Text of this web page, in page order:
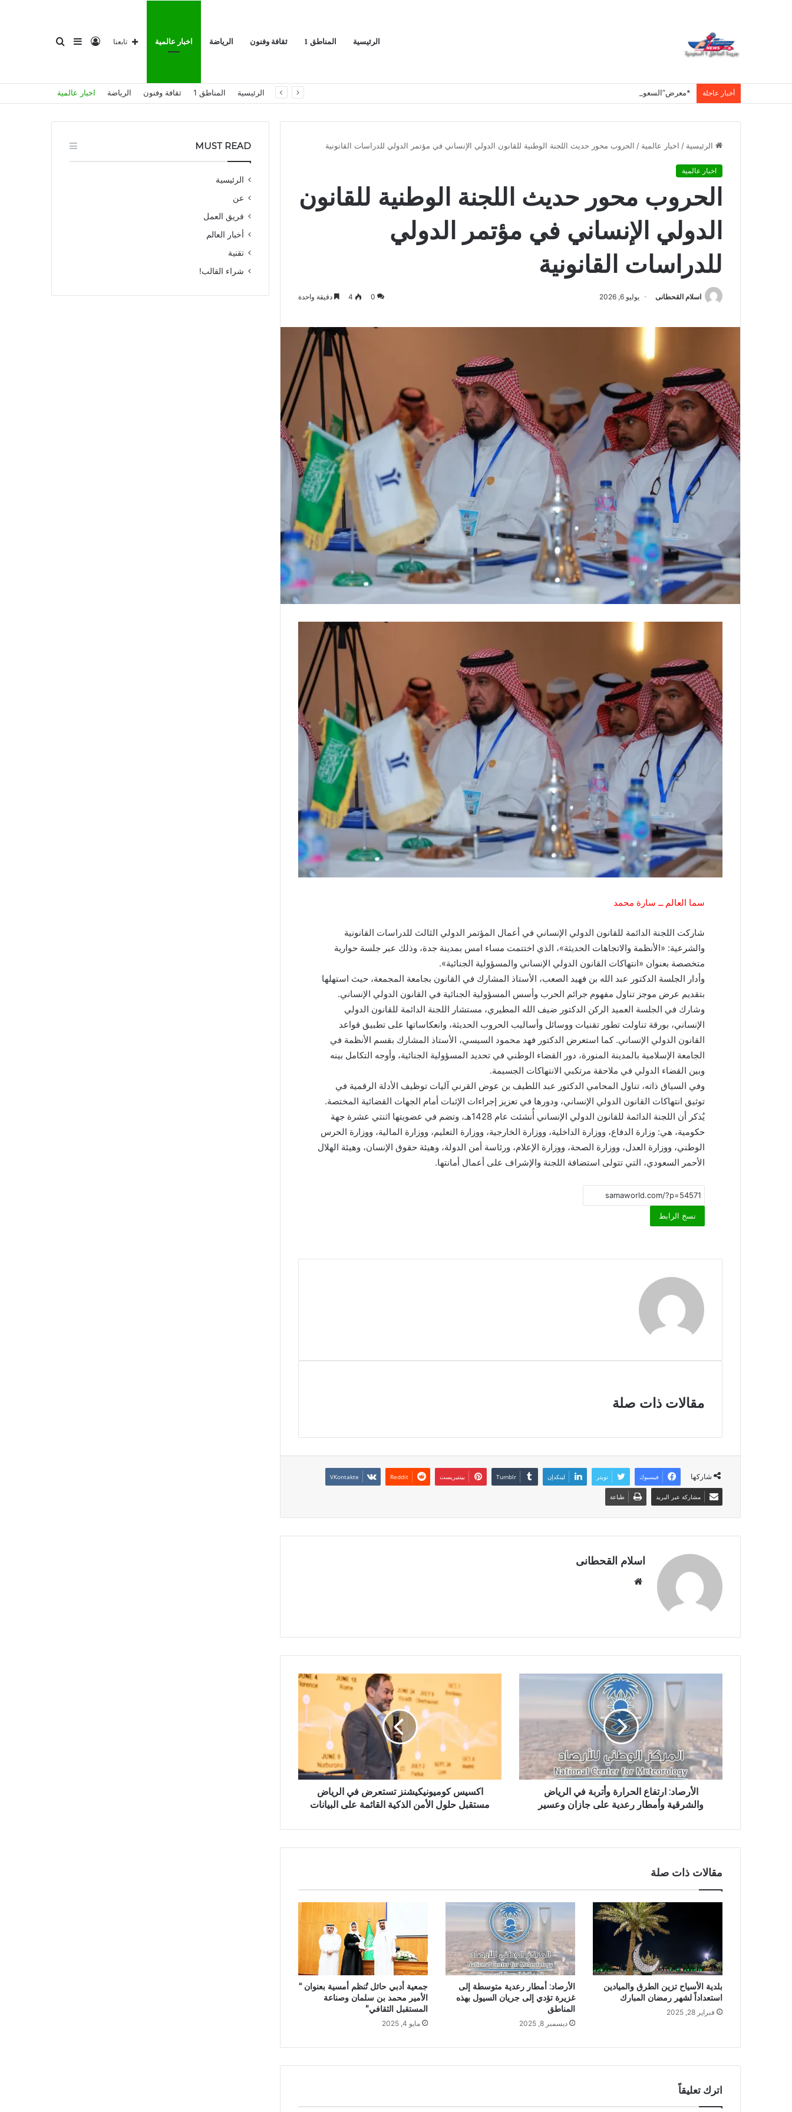
الرئيسية المناطق 1 ثقافة وفنون الرياضة اخبار عالمية
عن
إضافة
عمود
تسجيل
الدخول
تابعنا
أخبار عاجلة الرئيسية المناطق 1 ثقافة وفنون الرياضة اخبار عالمية
الرئيسية / اخبار عالمية / الحروب محور حديث اللجنة الوطنية للقانون الدولي الإنساني في مؤتمر الدولي للدراسات القانونية
اخبار عالمية
الحروب محور حديث اللجنة الوطنية للقانون
الدولي الإنساني في مؤتمر الدولي
للدراسات القانونية
اسلام القحطانى يوليو 6, 2026 0
4 دقيقة واحدة
سما العالم ــ سارة محمد
شاركت اللجنة الدائمة للقانون الدولي الإنساني في أعمال المؤتمر الدولي الثالث للدراسات القانونية
والشرعية: «الأنظمة والاتجاهات الحديثة»، الذي اختتمت مساء امس بمدينة جدة، وذلك عبر جلسة حوارية
متخصصة بعنوان «انتهاكات القانون الدولي الإنساني والمسؤولية الجنائية».
وأدار الجلسة الدكتور عبد الله بن فهيد الصعب، الأستاذ المشارك في القانون بجامعة المجمعة، حيث استهلها
بتقديم عرض موجز تناول مفهوم جرائم الحرب وأسس المسؤولية الجنائية في القانون الدولي الإنساني.
وشارك في الجلسة العميد الركن الدكتور ضيف الله المطيري، مستشار اللجنة الدائمة للقانون الدولي
الإنساني، بورقة تناولت تطور تقنيات ووسائل وأساليب الحروب الحديثة، وانعكاساتها على تطبيق قواعد
القانون الدولي الإنساني. كما استعرض الدكتور فهد محمود السيسي، الأستاذ المشارك بقسم الأنظمة في
الجامعة الإسلامية بالمدينة المنورة، دور القضاء الوطني في تحديد المسؤولية الجنائية، وأوجه التكامل بينه
وبين القضاء الدولي في ملاحقة مرتكبي الانتهاكات الجسيمة.
وفي السياق ذاته، تناول المحامي الدكتور عبد اللطيف بن عوض القرني آليات توظيف الأدلة الرقمية في
توثيق انتهاكات القانون الدولي الإنساني، ودورها في تعزيز إجراءات الإثبات أمام الجهات القضائية المختصة.
يُذكر أن اللجنة الدائمة للقانون الدولي الإنساني أُنشئت عام 1428هـ، وتضم في عضويتها اثنتي عشرة جهة
حكومية، هي: وزارة الدفاع، ووزارة الداخلية، ووزارة الخارجية، ووزارة التعليم، ووزارة المالية، ووزارة الحرس
الوطني، ووزارة العدل، ووزارة الصحة، ووزارة الإعلام، ورئاسة أمن الدولة، وهيئة حقوق الإنسان، وهيئة الهلال
الأحمر السعودي، التي تتولى استضافة اللجنة والإشراف على أعمال أمانتها.
نسخ الرابط
مقالات ذات صلة
شاركها فيسبوك تويتر لينكدإن بينتيريست
مشاركة عبر البريد طباعة
اسلام القحطانى
ا
ي
ب
الأرصاد: ارتفاع الحرارة وأتربة في الرياض
والشرقية وأمطار رعدية على جازان وعسير
اكسيس كوميونيكيشنز تستعرض في الرياض
مستقبل حلول الأمن الذكية القائمة على البيانات
مقالات ذات صلة
بلدية الأسياح تزين الطرق والميادين
استعداداً لشهر رمضان المبارك
فبراير 28, 2025
الأرصاد: أمطار رعدية متوسطة إلى
غزيرة تؤدي إلى جريان السيول بهذه
المناطق
ديسمبر 8, 2025
جمعية أدبي حائل تُنظم أمسية بعنوان “
الأمير محمد بن سلمان وصناعة
المستقبل الثقافي”
مايو 4, 2025
اترك تعليقاً
MUST READ
الرئيسية
عن
فريق العمل
أخبار العالم
تقنية
شراء القالب!